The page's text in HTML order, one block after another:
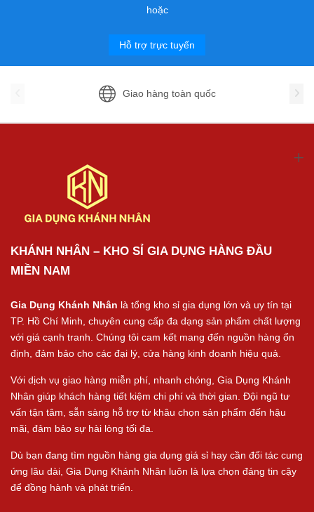
hoặc
Hỗ trợ trực tuyến
Giao hàng toàn quốc
KHÁNH NHÂN – KHO SỈ GIA DỤNG HÀNG ĐẦU
MIỀN NAM
Gia Dụng Khánh Nhân là tổng kho sỉ gia dụng lớn và uy tín tại
TP. Hồ Chí Minh, chuyên cung cấp đa dạng sản phẩm chất lượng
với giá cạnh tranh. Chúng tôi cam kết mang đến nguồn hàng ổn
định, đảm bảo cho các đại lý, cửa hàng kinh doanh hiệu quả.
Với dịch vụ giao hàng miễn phí, nhanh chóng, Gia Dụng Khánh
Nhân giúp khách hàng tiết kiệm chi phí và thời gian. Đội ngũ tư
vấn tận tâm, sẵn sàng hỗ trợ từ khâu chọn sản phẩm đến hậu
mãi, đảm bảo sự hài lòng tối đa.
Dù bạn đang tìm nguồn hàng gia dụng giá sỉ hay cần đối tác cung
ứng lâu dài, Gia Dụng Khánh Nhân luôn là lựa chọn đáng tin cậy
để đồng hành và phát triển.